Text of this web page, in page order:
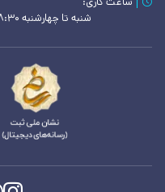
شنبه تا چهارشنبه ۸:۳۰ تا ۱۷ و پنج‌شنبه ۸:۳۰ تا ۱۳